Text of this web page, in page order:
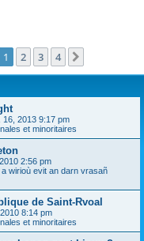
c
1 2 3 4
16, 2013 9:17 pm
et minoritaires
2:56 pm
wirioù evit an darn vrasañ
de Saint-Rvoal
8:14 pm
et minoritaires